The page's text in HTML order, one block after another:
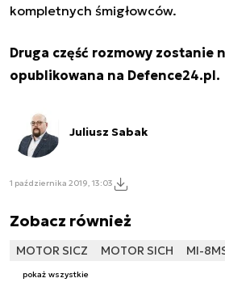
kompletnych śmigłowców.
Druga część rozmowy zostanie
opublikowana na Defence24.pl.
Juliusz Sabak
1 października 2019, 13:03
Zobacz również
MOTOR SICZ MOTOR SICH MI-
pokaż wszystkie